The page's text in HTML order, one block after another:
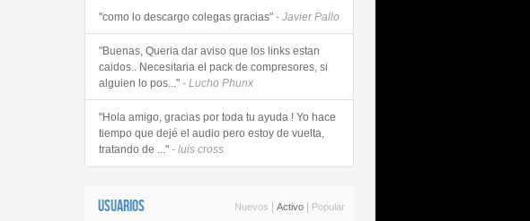
"como lo descargo colegas gracias" - Javier Pallo
"Buenas, Queria dar aviso que los links estan
caidos.. Necesitaria el pack de compresores, si
alguien lo pos..." - Lucho Phunx
"Hola amigo, gracias por toda tu ayuda ! Yo hace
tiempo que dejé el audio pero estoy de vuelta,
tratando de ..." - luis cross
USUARIOS Nuevos Activo Popular